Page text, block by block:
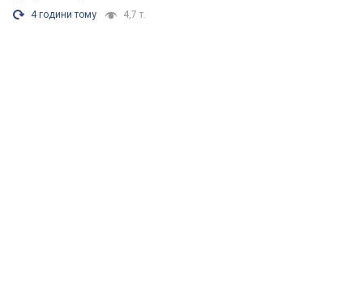
4 години тому 4,7 т.